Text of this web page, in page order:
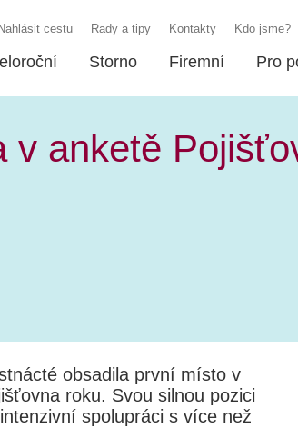
Nahlásit cestu Rady a tipy Kontakty Kdo jsme?
Storno Firemní Pro
v anketě
obsadila první místo v
roku. Svou silnou pozici
spolupráci s více než